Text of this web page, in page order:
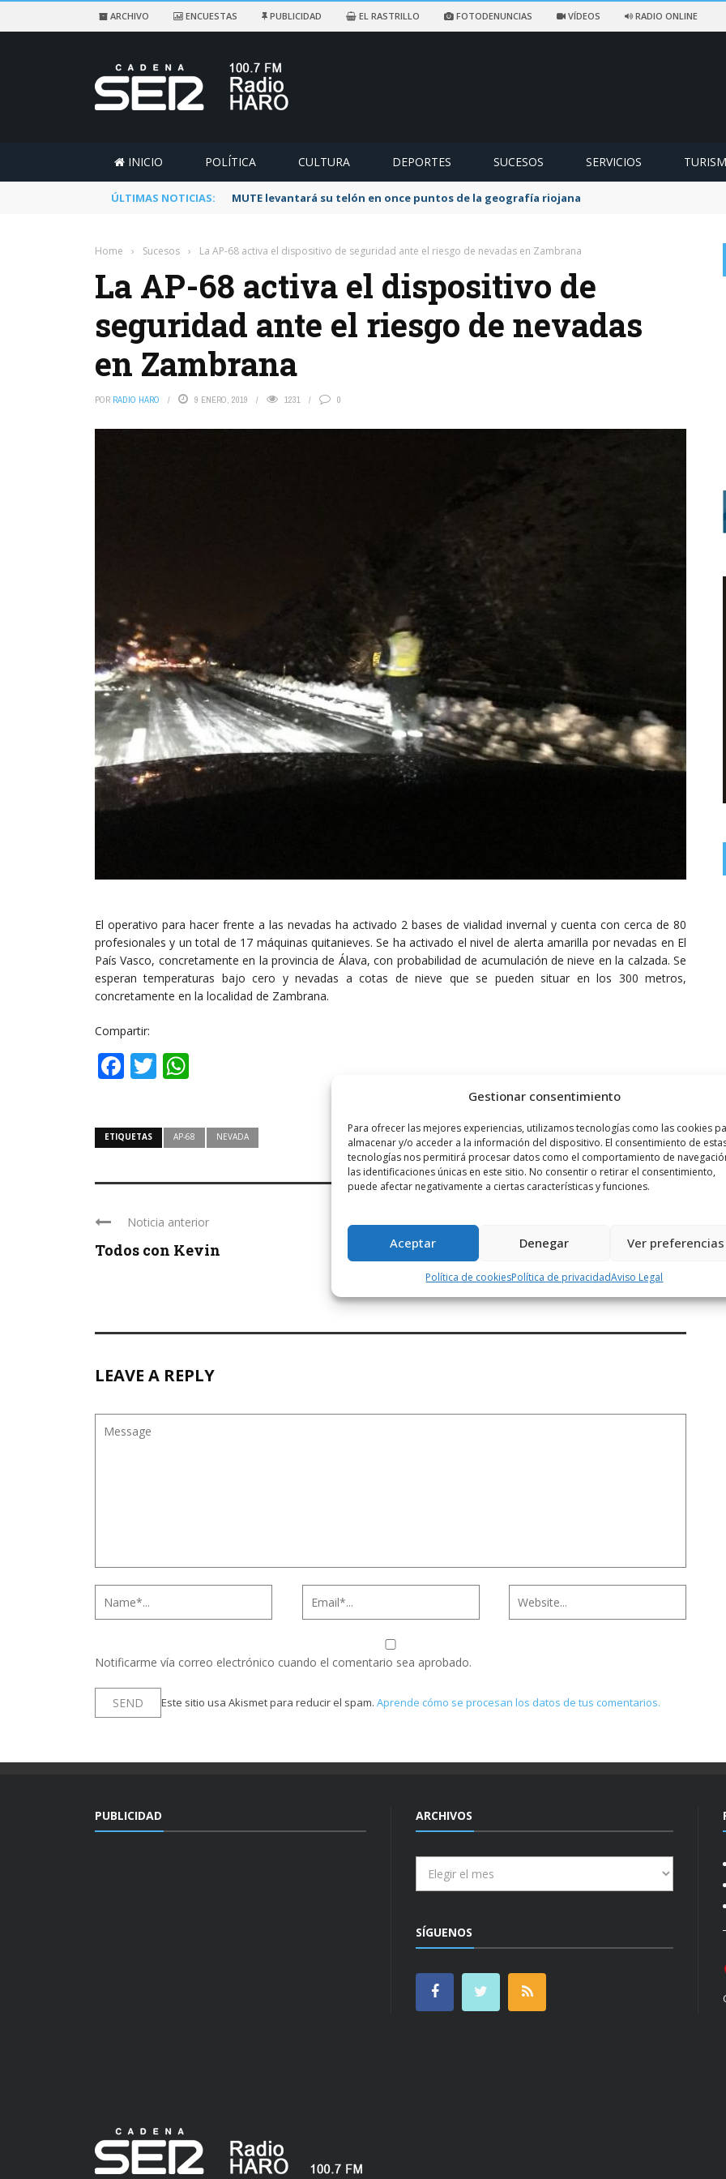
Gestionar consentimiento
Para ofrecer las mejores experiencias, utilizamos tecnologías como las cookies
almacenar y/o acceder a la información del dispositivo. El consentimiento de
tecnologías nos permitirá procesar datos como el comportamiento de
las identificaciones únicas en este sitio. No consentir o retirar el consentimiento,
puede afectar negativamente a ciertas características y funciones.
Aceptar Denegar Ver preferencias
Política de cookiesPolítica de privacidadAviso Legal
ARCHIVO ENCUESTAS PUBLICIDAD EL RASTRILLO FOTODENUNCIAS VÍDEOS RADIO ONLINE
INICIO POLÍTICA CULTURA DEPORTES SUCESOS SERVICIOS
ÚLTIMAS NOTICIAS: MUTE levantará su telón en once puntos de la geografía riojana
Home › Sucesos › La AP-68 activa el dispositivo de seguridad ante el riesgo de nevadas en Zambrana
La AP-68 activa el dispositivo de
seguridad ante el riesgo de nevadas
en Zambrana
POR RADIO HARO 9 ENERO, 2019 1231 0
El operativo para hacer frente a las nevadas ha activado 2 bases de vialidad invernal y cuenta con cerca de 80
profesionales y un total de 17 máquinas quitanieves. Se ha activado el nivel de alerta amarilla por nevadas en El
País Vasco, concretamente en la provincia de Álava, con probabilidad de acumulación de nieve en la calzada. Se
esperan temperaturas bajo cero y nevadas a cotas de nieve que se pueden situar en los 300 metros,
concretamente en la localidad de Zambrana.
Compartir:
Facebook
Twitter
ETIQUETAS AP-68 NEVADA
Noticia anterior
Todos con Kevin
El tripartito «reclama» al Gobierno de
La ...
LEAVE A REPLY
Notificarme vía correo electrónico cuando el comentario sea aprobado.
Este sitio usa Akismet para reducir el spam. Aprende cómo se procesan los datos de tus comentarios.
PUBLICIDAD ARCHIVOS
SÍGUENOS